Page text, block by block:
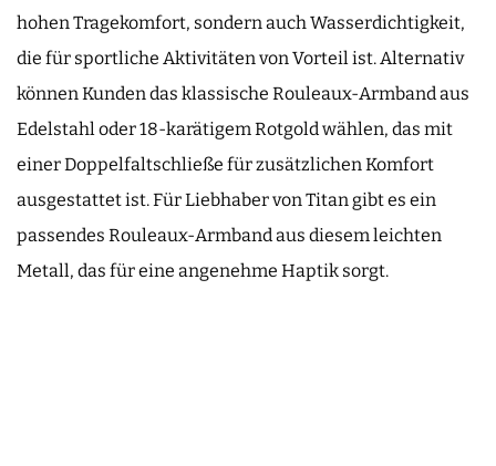
hohen Tragekomfort, sondern auch Wasserdichtigkeit,
die für sportliche Aktivitäten von Vorteil ist. Alternativ
können Kunden das klassische Rouleaux-Armband aus
Edelstahl oder 18-karätigem Rotgold wählen, das mit
einer Doppelfaltschließe für zusätzlichen Komfort
ausgestattet ist. Für Liebhaber von Titan gibt es ein
passendes Rouleaux-Armband aus diesem leichten
Metall, das für eine angenehme Haptik sorgt.